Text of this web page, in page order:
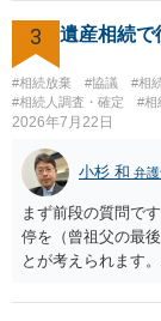
方の訴訟の主張及
医師の意見書、筆
はありますが、 ・
様の意に反する遺
であること からす
性はそれほど高く
言えると思います。
3 遺産相続で
#相続放棄 #協議 #相
#相続人調査・確定
#相
2026年7月22日
小杉 和 弁
まず前段の質問で
停を（曾祖父の最
とが考えられます
能と思われます。